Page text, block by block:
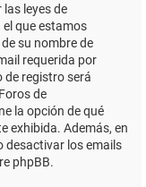
leyes de
que estamos
su nombre de
requerida por
de registro será
de
la opción de qué
exhibida. Además, en
desactivar los emails
phpBB.